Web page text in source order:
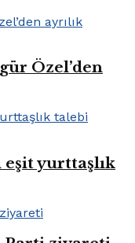
Özel’den
yurttaşlık